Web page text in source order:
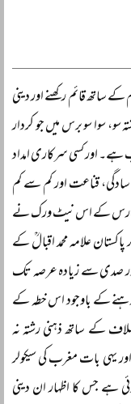
ساتھ قائم رکھنے اور دینی
سوا سو برس میں جو کردار
ہے۔ اور کسی سرکاری امداد
قناعت اور کم سے کم
مدارس کے اس نیٹ ورک نے
علامہ محمد اقبالؒ کے
صدی سے زیادہ عرصہ تک
رہنے کے باوجود اس خطہ کے
کے ساتھ ذہنی رشتہ نہ
یہی بات مغرب کی سیکولر
ہے جس کا اظہار ان دینی